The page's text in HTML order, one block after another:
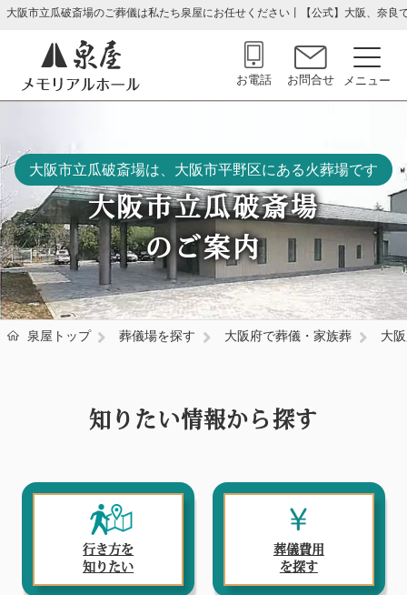
大阪市立瓜破斎場のご葬儀は私たち泉屋にお任せください丨【公式】大阪、奈
お電話 お問合せ
大阪市立瓜破斎場は、大阪市平野区にある火葬場です
大阪市立瓜破斎場
のご案内
泉屋トップ 葬儀場を探す 大阪府で葬儀・家族葬 大
知りたい情報から探す
行き方を
知りたい
葬儀費用
を探す